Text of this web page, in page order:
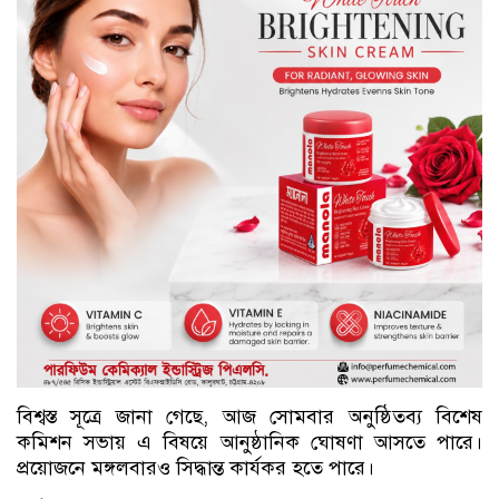
বিশ্বস্ত সূত্রে জানা গেছে, আজ সোমবার অনুষ্ঠিতব্য বিশেষ
কমিশন সভায় এ বিষয়ে আনুষ্ঠানিক ঘোষণা আসতে পারে।
প্রয়োজনে মঙ্গলবারও সিদ্ধান্ত কার্যকর হতে পারে।